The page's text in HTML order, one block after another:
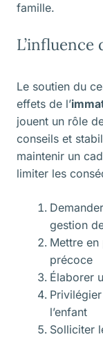
famille.
L’influence
Le soutien du
effets de l’
jouent un rôle
conseils et
maintenir un
limiter les
gestion
Mettre
précoce
Élaborer
l’enfant
Solliciter